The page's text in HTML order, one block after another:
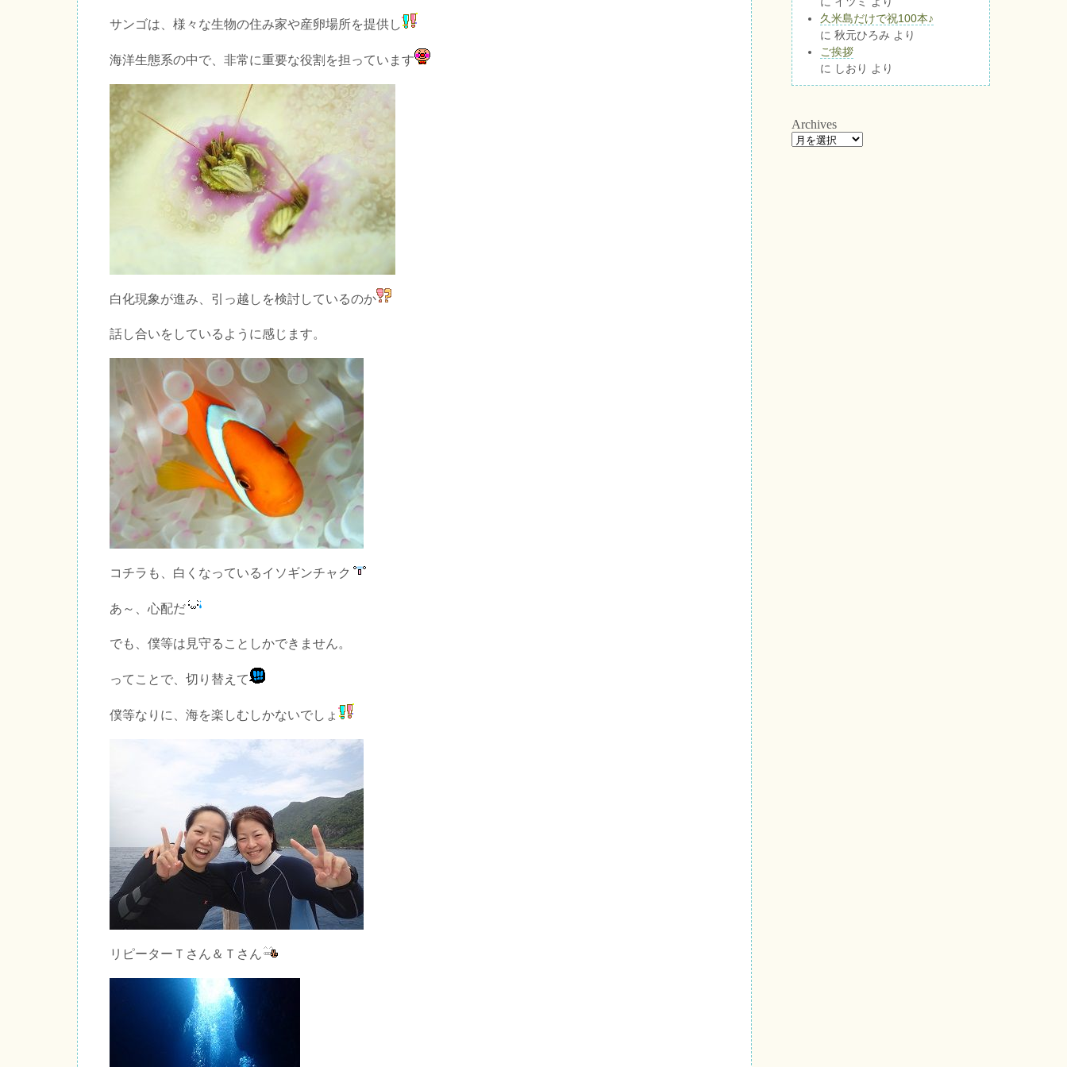
サンゴは、様々な生物の住み家や産卵場所を提供し
海洋生態系の中で、非常に重要な役割を担っています
白化現象が進み、引っ越しを検討しているのか
話し合いをしているように感じます。
コチラも、白くなっているイソギンチャク
あ～、心配だ
でも、僕等は見守ることしかできません。
ってことで、切り替えて
僕等なりに、海を楽しむしかないでしょ
リピーターＴさん＆Ｔさん
久米島だけで祝100本♪
に 秋元ひろみ より
ご挨拶
に しおり より
Archives